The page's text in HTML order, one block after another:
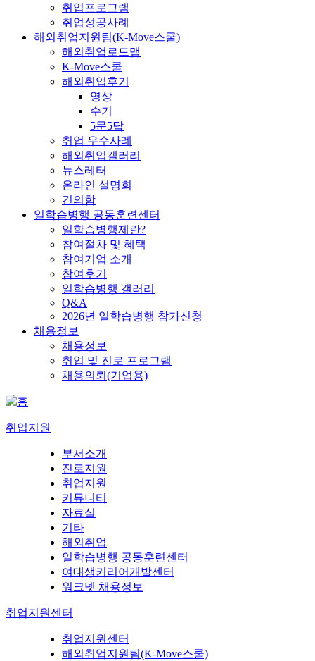
취업프로그램
취업성공사례
해외취업지원팀(K-Move스쿨)
해외취업로드맵
K-Move스쿨
해외취업후기
영상
수기
5문5답
취업 우수사례
해외취업갤러리
뉴스레터
온라인 설명회
건의함
일학습병행 공동훈련센터
일학습병행제란?
참여절차 및 혜택
참여기업 소개
참여후기
일학습병행 갤러리
Q&A
2026년 일학습병행 참가신청
채용정보
채용정보
취업 및 진로 프로그램
채용의뢰(기업용)
취업지원
부서소개
진로지원
취업지원
커뮤니티
자료실
기타
해외취업
일학습병행 공동훈련센터
여대생커리어개발센터
워크넷 채용정보
취업지원센터
취업지원센터
해외취업지원팀(K-Move스쿨)